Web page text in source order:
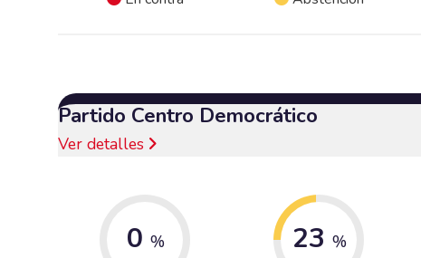
Partido Centro Democrático
Ver detalles
0 % 23 %